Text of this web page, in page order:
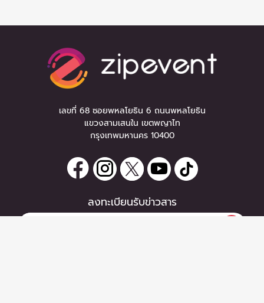
เลขที่ 68 ซอยพหลโยธิน 6 ถนนพหลโยธิน
แขวงสามเสนใน เขตพญาไท
กรุงเทพมหานคร 10400
ลงทะเบียนรับข่าวสาร